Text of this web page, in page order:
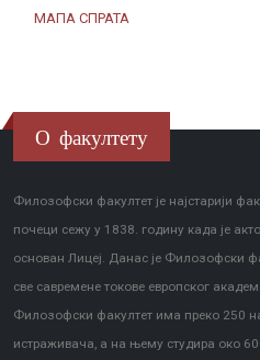
МАПА СПРАТА
О факултету
Филозофски факултет је најстарији
почеци сежу у 1838. годину када је
основан Лицеј. Данас је Филозофски
све савремене токове европског
Филозофски факултет има преко 250
истраживача, а на њему студира око